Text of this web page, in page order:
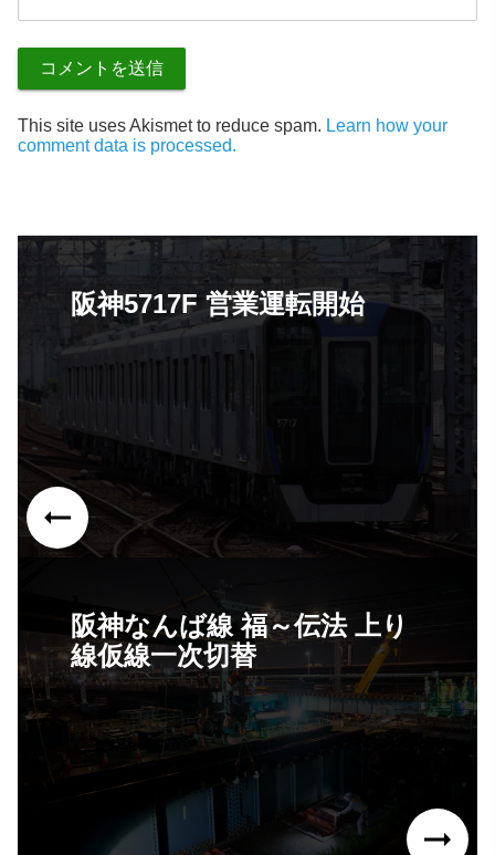
This site uses Akismet to reduce spam. Learn how your
comment data is processed.
阪神5717F 営業運転開始
阪神なんば線 福～伝法 上り
線仮線一次切替